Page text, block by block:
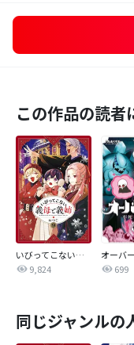
この作品の読者
いびってこない義母と義姉
9,824
699
同じジャンルの